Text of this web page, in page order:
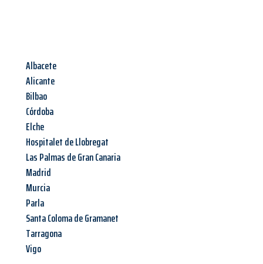
Albacete
Alicante
Bilbao
Córdoba
Elche
Hospitalet de Llobregat
Las Palmas de Gran Canaria
Madrid
Murcia
Parla
Santa Coloma de Gramanet
Tarragona
Vigo